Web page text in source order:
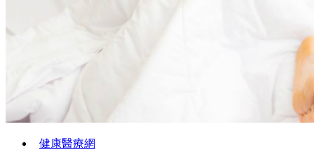
健康醫療網